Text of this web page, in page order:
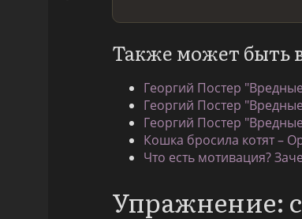
Также может быть
Георгий Постер
Георгий Постер
Георгий Постер
Кошка бросила котят –
Что есть мотивация?
Упражнение: